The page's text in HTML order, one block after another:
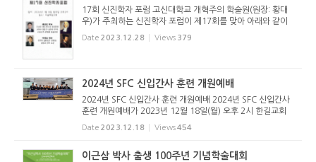
17회 신진학자 포럼 고신대학교 개혁주의 학술원(원장: 황대
우)가 주최하는 신진학자 포럼이 제17회를 맞아 아래와 같이
개최된다. 일시: 2024년 1월 8일(월) 오후 2시 장소: 서울제일
교회당 (서울특별시 성동구 도선동 소재, 김동춘 목사 시무) 발
Date 2023.12.28 Views 379
2024년 SFC 신입간사 훈련 개원예배
2024년 SFC 신입간사 훈련 개원예배 2024년 SFC 신입간사
훈련 개원예배가 2023년 12월 18일(월) 오후 2시 한길교회
당(손재익 목사 시무)에서 열렸다. 훈련원장 김추현 간사의 사
회로 시작된 예배에서 강령 및 학신가 제창 후 문효성 간사(훈
Date 2023.12.18 Views454
이근삼 박사 출생 100주년 기념학술대회